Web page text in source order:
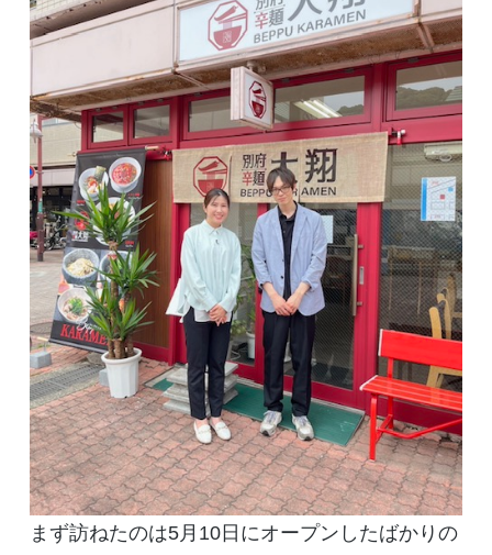
まず訪ねたのは5月 10日にオープンしたばかりの